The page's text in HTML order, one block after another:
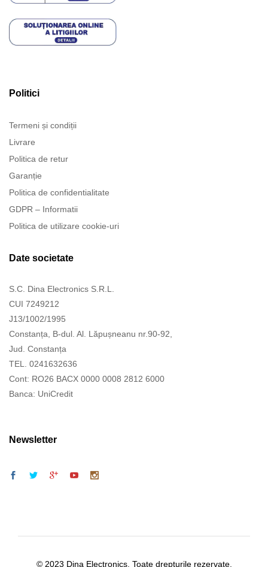
Politici
Termeni și condiții
Livrare
Politica de retur
Garanție
Politica de confidentialitate
GDPR – Informatii
Politica de utilizare cookie-uri
Date societate
S.C. Dina Electronics S.R.L.
CUI 7249212
J13/1002/1995
Constanța, B-dul. Al. Lăpușneanu nr.90-92,
Jud. Constanța
TEL. 0241632636
Cont: RO26 BACX 0000 0008 2812 6000
Banca: UniCredit
Newsletter
© 2023 Dina Electronics. Toate drepturile rezervate.